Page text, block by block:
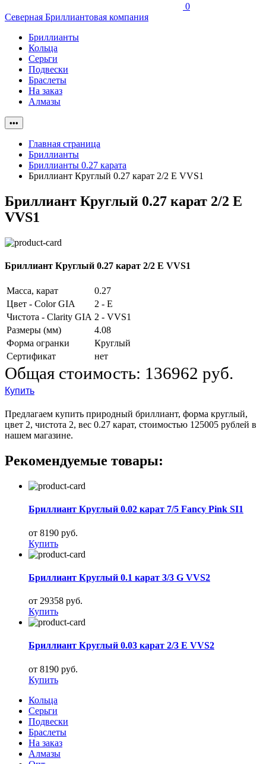
0
Северная Бриллиантовая компания
Бриллианты
Кольца
Серьги
Подвески
Браслеты
На заказ
Алмазы
•••
Главная страница
Бриллианты
Бриллианты 0.27 карата
Бриллиант Круглый 0.27 карат 2/2 E VVS1
Бриллиант Круглый 0.27 карат 2/2 E
VVS1
Бриллиант Круглый 0.27 карат 2/2 E VVS1
Масса, карат
0.27
Цвет - Color GIA
2 - E
Чистота - Clarity GIA 2 - VVS1
Размеры (мм)
4.08
Форма огранки
Круглый
Сертификат
нет
Общая стоимость: 136962 руб.
Купить
Предлагаем купить природный бриллиант, форма круглый,
цвет 2, чистота 2, вес 0.27 карат, стоимостью 125005 рублей в
нашем магазине.
Рекомендуемые товары:
Бриллиант Круглый 0.02 карат 7/5 Fancy Pink SI1
от 8190 руб.
Купить
Бриллиант Круглый 0.1 карат 3/3 G VVS2
от 29358 руб.
Купить
Бриллиант Круглый 0.03 карат 2/3 E VVS2
от 8190 руб.
Купить
Кольца
Серьги
Подвески
Браслеты
На заказ
Алмазы